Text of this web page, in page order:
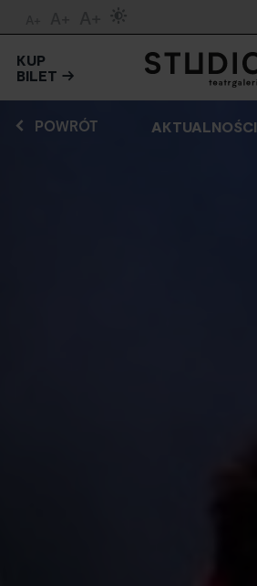
KUP
BILET
AKTUALNOŚCI
POWRÓT